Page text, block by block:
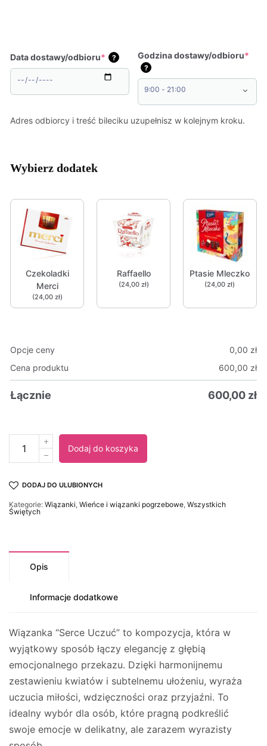
Data dostawy/odbioru* ? Godzina dostawy/odbioru*
?
Adres odbiorcy i treść bileciku uzupełnisz w kolejnym kroku.
Wybierz dodatek
Czekoladki
Merci
(24,00 zł)
Raffaello
(24,00 zł)
Ptasie Mleczko
(24,00 zł)
Opcje ceny 0,00 zł
Cena produktu
600,00 zł
Łącznie 600,00 zł
Dodaj do koszyka
DODAJ DO ULUBIONYCH
Kategorie: Wiązanki Wieńce i wiązanki pogrzebowe Wszystkich
Świętych
Opis
Informacje dodatkowe
Wiązanka “Serce Uczuć” to kompozycja, która w
wyjątkowy sposób łączy elegancję z głębią
emocjonalnego przekazu. Dzięki harmonijnemu
zestawieniu kwiatów i subtelnemu ułożeniu, wyraża
uczucia miłości, wdzięczności oraz przyjaźni. To
idealny wybór dla osób, które pragną podkreślić
swoje emocje w delikatny, ale zarazem wyrazisty